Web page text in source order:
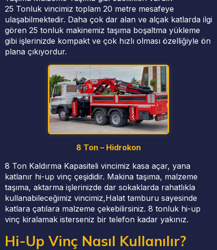
25 Tonluk vincimiz toplam 20 metre mesafeye
ulaşabilmektedir. Daha çok dar alan ve alçak katlarda ilgi
gören 25 tonluk makinemiz taşıma boşaltma yükleme
gibi işlerinizde kompakt ve çok hızlı olması özelliğiyle ön
plana çıkıyordur.
8 Ton – Hidrokon
8 Ton Kaldırma Kapasiteli vincimiz kasa açar, yana
katlanır hi-up vinç çeşididir. Makina taşıma, malzeme
taşıma, aktarma işlerinizde dar sokaklarda rahatlıkla
kullanabileceğimiz vincimiz,Halat tamburu sayesinde
katlara çatılara malzeme çekebilirsiniz. 8 tonluk hi-up
vinç kiralamak isterseniz bir telefon kadar yakınız.
Hi-Up Vinç Nasıl Kullanılır?